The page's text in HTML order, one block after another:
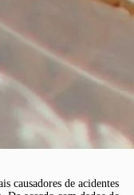
causadores de acidentes